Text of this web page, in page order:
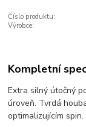
Číslo produktu:
Výrobce:
Kompletní
Extra silný útočný
úroveň. Tvrdá
optimalizujícím spin.